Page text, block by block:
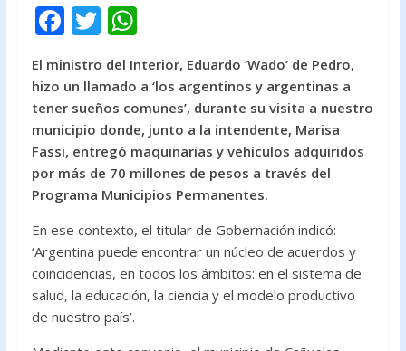
F
ac
e
b
o
o
k
T
w
itt
er
W
at
s
A
p
p
El ministro del Interior, Eduardo ‘Wado’ de Pedro,
hizo un llamado a ‘los argentinos y argentinas a
tener sueños comunes’, durante su visita a nuestro
municipio donde, junto a la intendente, Marisa
Fassi, entregó maquinarias y vehículos adquiridos
por más de 70 millones de pesos a través del
Programa Municipios Permanentes.
En ese contexto, el titular de Gobernación indicó:
‘Argentina puede encontrar un núcleo de acuerdos y
coincidencias, en todos los ámbitos: en el sistema de
salud, la educación, la ciencia y el modelo productivo
de nuestro país’.